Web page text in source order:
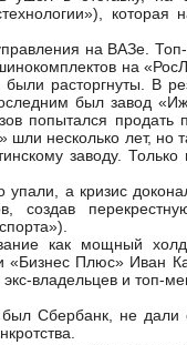
которая
на ВАЗе.
на
расторгнуты. В
был завод
попытался продать
несколько лет, но
заводу.
а кризис
создав
как мощный
«Бизнес Плюс» Иван
владельцев и топ-
Сбербанк, не дали